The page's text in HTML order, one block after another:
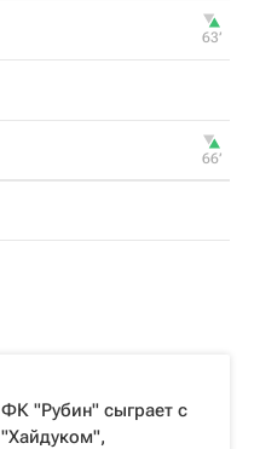
63‎’‎
66‎’‎
ФК "Рубин" сыграет с
"Хайдуком",